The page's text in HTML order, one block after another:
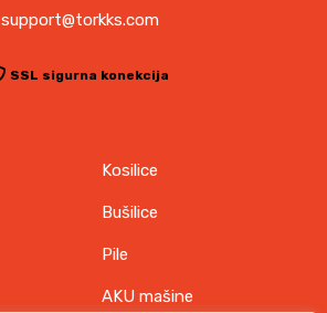
support@torkks.com
SSL sigurna konekcija
Kosilice
Bušilice
Pile
AKU mašine